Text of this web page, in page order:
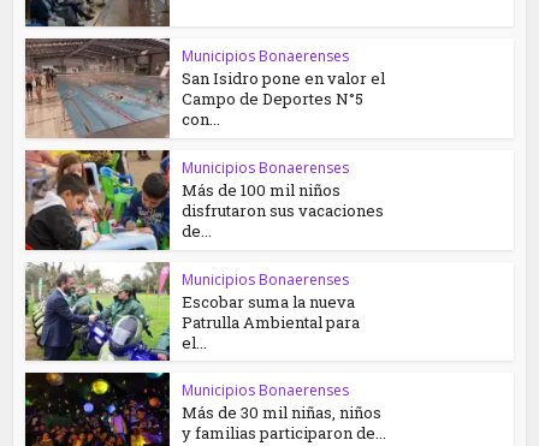
Municipios Bonaerenses
San Isidro pone en valor el
Campo de Deportes N°5
con...
Municipios Bonaerenses
Más de 100 mil niños
disfrutaron sus vacaciones
de...
Municipios Bonaerenses
Escobar suma la nueva
Patrulla Ambiental para
el...
Municipios Bonaerenses
Más de 30 mil niñas, niños
y familias participaron de...